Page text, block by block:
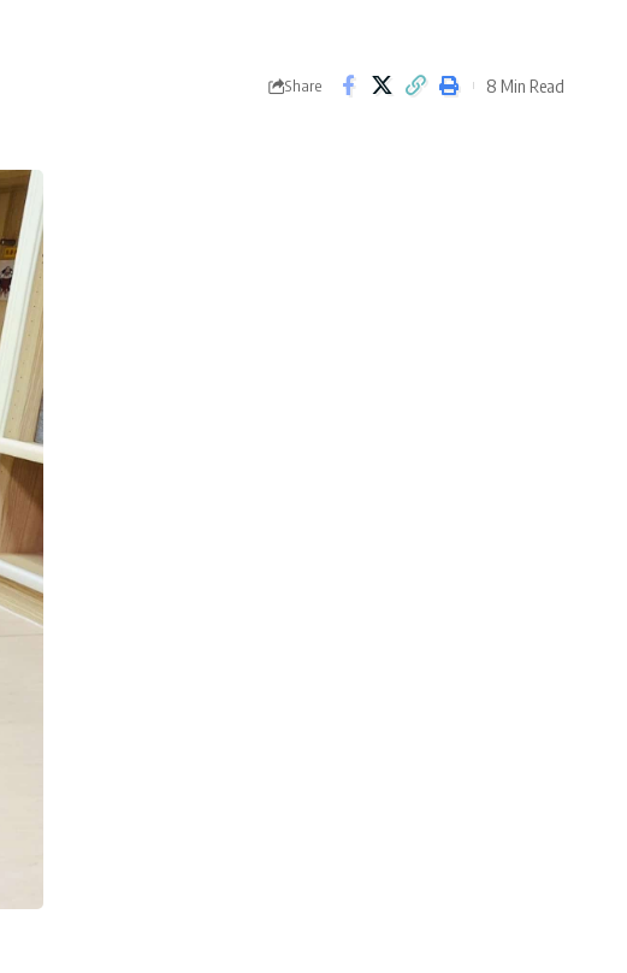
Share 8 Min Read